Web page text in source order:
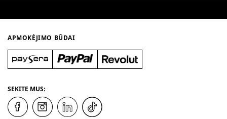
APMOKĖJIMO BŪDAI
SEKITE MUS: